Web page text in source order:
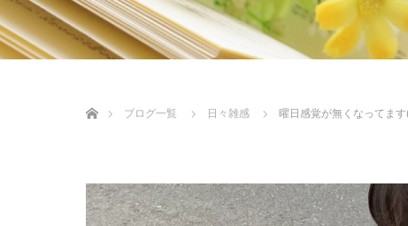
ブログ一覧
日々雑感 曜日感覚が無くなってま